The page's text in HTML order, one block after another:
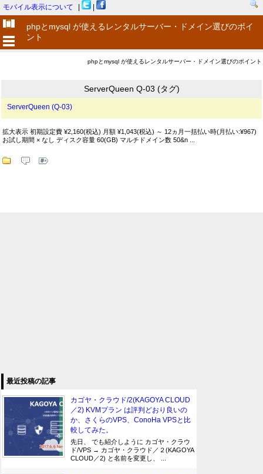
モバイル表示について
phpとmysql が使えるレンタルサーバー・ドメイン選びのポイ
ント
phpとmysql が使えるレンタルサーバー・ドメイン選びのポイント
ServerQueen Q-03 (タグ)
ServerQueen (Q-03)
拡大表示 初期設定費 ¥2,160(税込) 月額 ¥1,043(税込) ～ 12ヵ月一括払い時(月払い:¥967)
お試し期間 × なし ディスク容量 60(GB) マルチドメイン数 50&n ...
最近投稿の記事
カゴヤ・クラウド/2(KAGOYA CLOUD
／2) KVMプラン は評判どおり良いの
か、さくらのVPS、ConoHa VPSと比
較してみた。
先日、 でも紹介しように カゴヤ・クラウ
ド/VPS → カゴヤ・クラウド／２(KAGOYA
CLOUD／2) と名前を変更し、 ...